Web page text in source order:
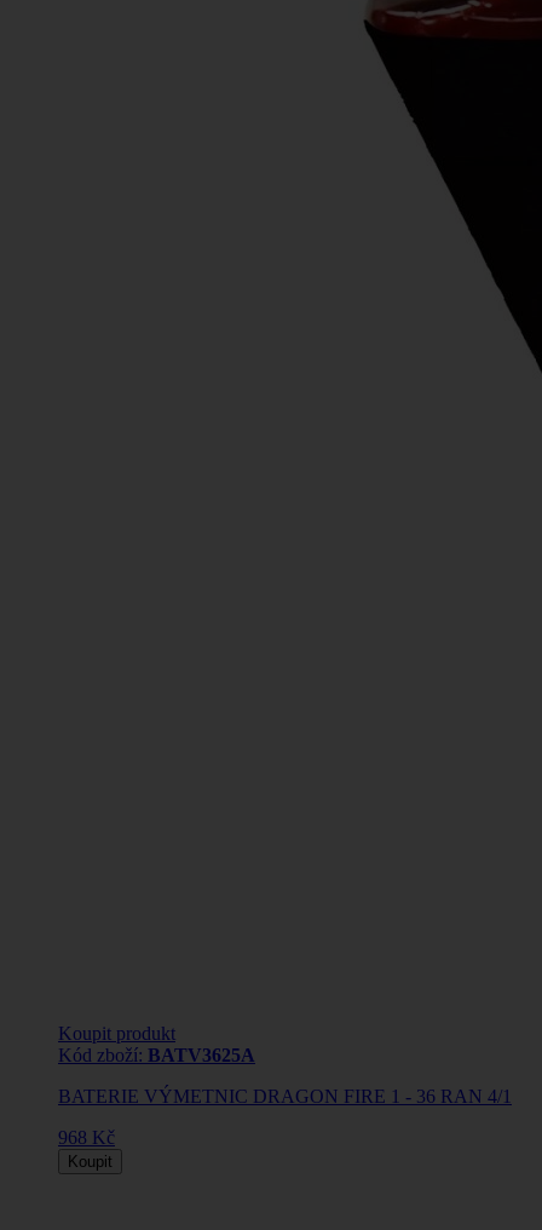
Koupit produkt
Kód zboží: BATV3625A
BATERIE VÝMETNIC DRAGON FIRE 1 - 36 RAN 4/1
968 Kč
Koupit